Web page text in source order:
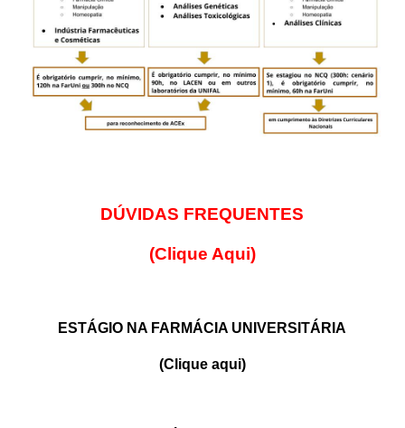
DÚVIDAS FREQUENTES
(Clique Aqui)
ESTÁGIO NA FARMÁCIA UNIVERSITÁRIA
(Clique aqui)